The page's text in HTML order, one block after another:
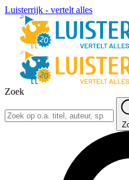
Luisterrijk - vertelt alles
Zoek